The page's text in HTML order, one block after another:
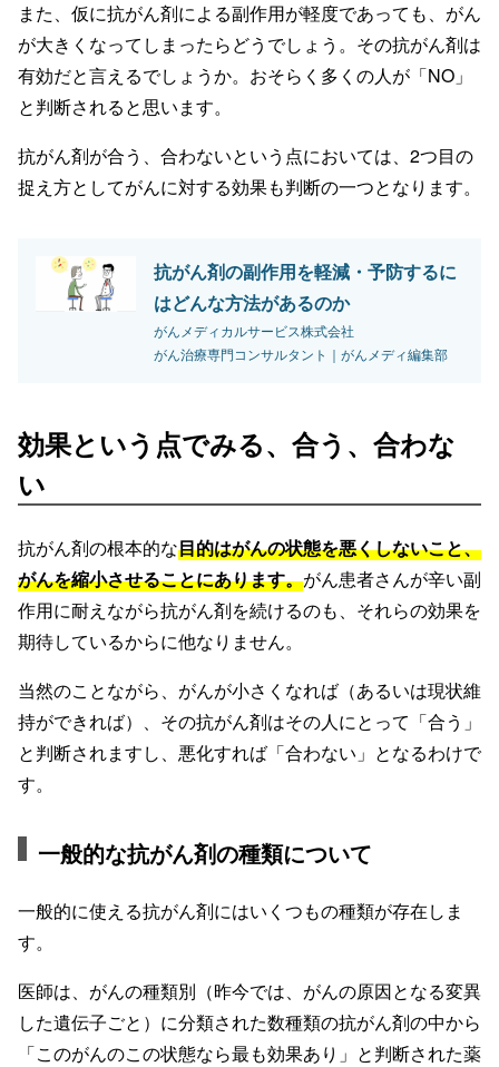
また、仮に抗がん剤による副作用が軽度であっても、がん
が大きくなってしまったらどうでしょう。その抗がん剤は
有効だと言えるでしょうか。おそらく多くの人が「NO」
と判断されると思います。
抗がん剤が合う、合わないという点においては、2つ目の
捉え方としてがんに対する効果も判断の一つとなります。
抗がん剤の副作用を軽減・予防するに
はどんな方法があるのか
がんメディカルサービス株式会社
がん治療専門コンサルタント｜がんメディ編集部
効果という点でみる、合う、合わな
い
抗がん剤の根本的な目的はがんの状態を悪くしないこと、
がんを縮小させることにあります。がん患者さんが辛い副
作用に耐えながら抗がん剤を続けるのも、それらの効果を
期待しているからに他なりません。
当然のことながら、がんが小さくなれば（あるいは現状維
持ができれば）、その抗がん剤はその人にとって「合う」
と判断されますし、悪化すれば「合わない」となるわけで
す。
一般的な抗がん剤の種類について
一般的に使える抗がん剤にはいくつもの種類が存在しま
す。
医師は、がんの種類別（昨今では、がんの原因となる変異
した遺伝子ごと）に分類された数種類の抗がん剤の中から
「このがんのこの状態なら最も効果あり」と判断された薬